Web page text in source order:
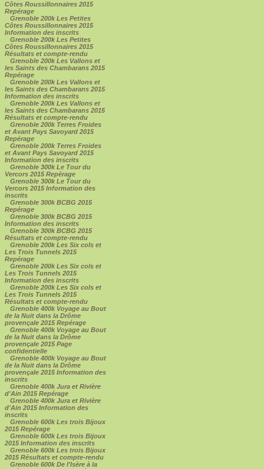
Côtes Roussillonnaires 2015
Repérage
Grenoble 200k Les Petites
Côtes Roussillonnaires 2015
Information des inscrits
Grenoble 200k Les Petites
Côtes Roussillonnaires 2015
Résultats et compte-rendu
Grenoble 200k Les Vallons et
les Saints des Chambarans 2015
Repérage
Grenoble 200k Les Vallons et
les Saints des Chambarans 2015
Information des inscrits
Grenoble 200k Les Vallons et
les Saints des Chambarans 2015
Résultats et compte-rendu
Grenoble 200k Terres Froides
et Avant Pays Savoyard 2015
Repérage
Grenoble 200k Terres Froides
et Avant Pays Savoyard 2015
Information des inscrits
Grenoble 300k Le Tour du
Vercors 2015 Repérage
Grenoble 300k Le Tour du
Vercors 2015 Information des
inscrits
Grenoble 300k BCBG 2015
Repérage
Grenoble 300k BCBG 2015
Information des inscrits
Grenoble 300k BCBG 2015
Résultats et compte-rendu
Grenoble 200k Les Six cols et
Les Trois Tunnels 2015
Repérage
Grenoble 200k Les Six cols et
Les Trois Tunnels 2015
Information des inscrits
Grenoble 200k Les Six cols et
Les Trois Tunnels 2015
Résultats et compte-rendu
Grenoble 400k Voyage au Bout
de la Nuit dans la Drôme
provençale 2015 Repérage
Grenoble 400k Voyage au Bout
de la Nuit dans la Drôme
provençale 2015 Page
confidentielle
Grenoble 400k Voyage au Bout
de la Nuit dans la Drôme
provençale 2015 Information des
inscrits
Grenoble 400k Jura et Rivière
d'Ain 2015 Repérage
Grenoble 400k Jura et Rivière
d'Ain 2015 Information des
inscrits
Grenoble 600k Les trois Bijoux
2015 Repérage
Grenoble 600k Les trois Bijoux
2015 Information des inscrits
Grenoble 600k Les trois Bijoux
2015 Résultats et compte-rendu
Grenoble 600k De l'Isère à la